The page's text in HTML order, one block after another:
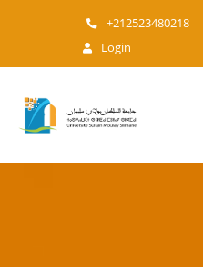
+212523480218
Login